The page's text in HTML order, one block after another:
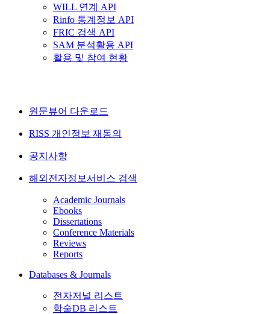
WILL 연계 API
Rinfo 통계정보 API
FRIC 검색 API
SAM 분석활용 API
활용 및 참여 현황
원문뷰어 다운로드
RISS 개인정보 재동의
공지사항
해외전자정보서비스 검색
Academic Journals
Ebooks
Dissertations
Conference Materials
Reviews
Reports
Databases & Journals
전자저널 리스트
학술DB 리스트